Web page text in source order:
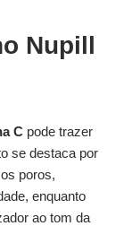
Nupill
C pode trazer
se destaca por
os poros,
enquanto
ao tom da